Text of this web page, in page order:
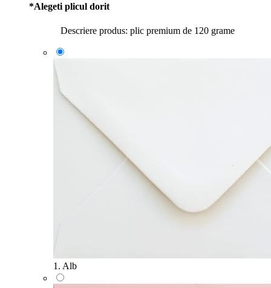
*Alegeti plicul dorit
Descriere produs: plic premium de 120 grame
1. Alb